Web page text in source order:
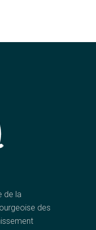
de la
des